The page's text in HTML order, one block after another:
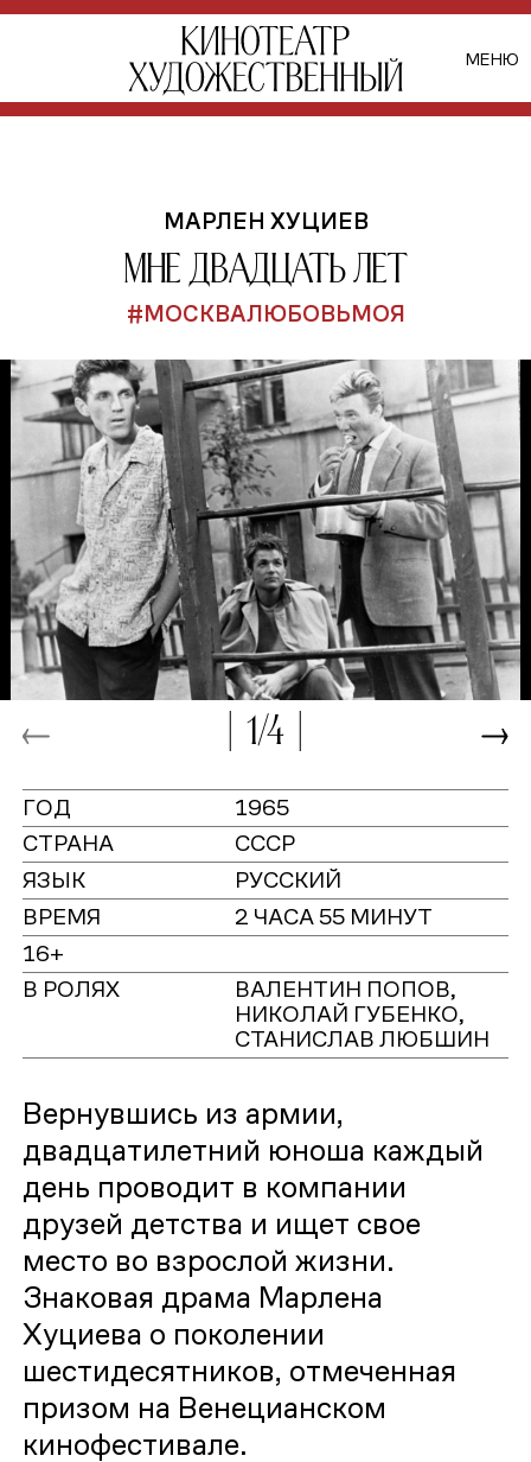
МЕНЮ
МАРЛЕН ХУЦИЕВ
Мне двадцать лет
#МОСКВАЛЮБОВЬМОЯ
1/4
ГОД
1965
СТРАНА
СССР
ЯЗЫК
РУССКИЙ
ВРЕМЯ
2 ЧАСА 55 МИНУТ
16+
В РОЛЯХ
ВАЛЕНТИН ПОПОВ,
НИКОЛАЙ ГУБЕНКО,
СТАНИСЛАВ ЛЮБШИН
Вернувшись из армии,
двадцатилетний юноша каждый
день проводит в компании
друзей детства и ищет свое
место во взрослой жизни.
Знаковая драма Марлена
Хуциева о поколении
шестидесятников, отмеченная
призом на Венецианском
кинофестивале.